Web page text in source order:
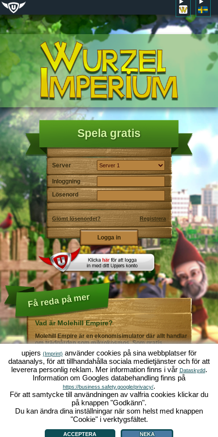
Spela gratis
Server
Inloggning
Lösenord
Glömt lösenordet? Registrera
Få reda på mer
Vad är Molehill Empire?
Molehill Empire är en ekonomisimulator där allt handlar
om trädgården som mikrokosmos. Som gratis
webbläsarspel fungerar det i din webbläsare - helt utan
ytterligare nedladdningar eller programinstallationer! I
rollen som trädgårdsmästare skapar du ditt eget gröna
paradis. Plantera! Vattna! Skörda! Du väljer mellan alla
möjliga olika grönsaker och frukter: tomater och
jordgubbar - eller kanske hellre morötter och sallad?
Gurka och broccoli? Äsch - varför inte fylla ditt
trädgårdsland med lite av varje!? Besök städerna
Grönadal och Metropola för att handla med andra
spelare. Köp nya, spännande grödor och ge livet i
örtagården en extra krydda med exklusiva
trädgårdsdekorationer. Uppfyll dina kunders önskemål
och var alltid mån om god grannsämja, så att inte din
Vad är Molehill Empire?|Bakgrund|Funktioner| Spelregler
Hantera Cookies
upjers (Imprint) använder cookies på sina webbplatser för
dataanalys, för att tillhandahålla sociala medietjänster och för att
leverera personlig reklam. Mer information finns i vår Dataskydd.
Information om Googles databehandling finns på
https://business.safety.google/privacy/.
För att samtycke till användningen av valfria cookies klickar du
på knappen "Godkänn".
Du kan ändra dina inställningar när som helst med knappen
"Cookie" i verktygsfältet.
ACCEPTERA NEKA